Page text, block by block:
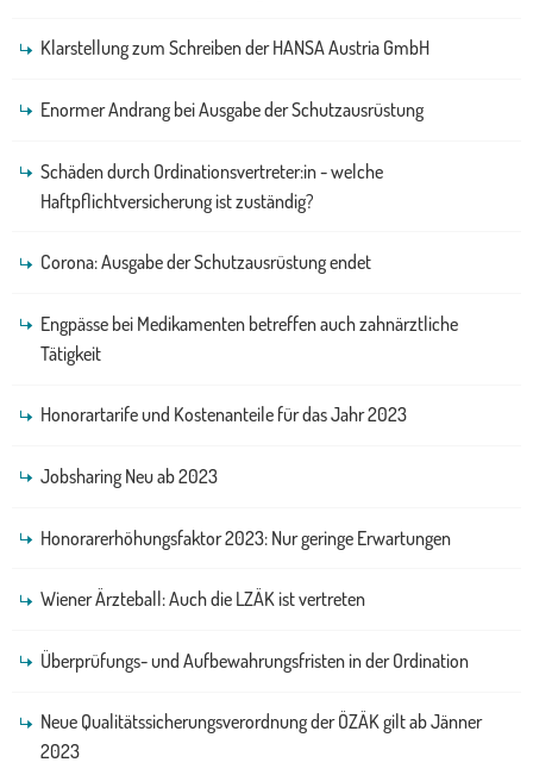
Klarstellung zum Schreiben der HANSA Austria GmbH
Enormer Andrang bei Ausgabe der Schutzausrüstung
Schäden durch Ordinationsvertreter:in - welche
Haftpflichtversicherung ist zuständig?
Corona: Ausgabe der Schutzausrüstung endet
Engpässe bei Medikamenten betreffen auch zahnärztliche
Tätigkeit
Honorartarife und Kostenanteile für das Jahr 2023
Jobsharing Neu ab 2023
Honorarerhöhungsfaktor 2023: Nur geringe Erwartungen
Wiener Ärzteball: Auch die LZÄK ist vertreten
Überprüfungs- und Aufbewahrungsfristen in der Ordination
Neue Qualitätssicherungsverordnung der ÖZÄK gilt ab Jänner
2023